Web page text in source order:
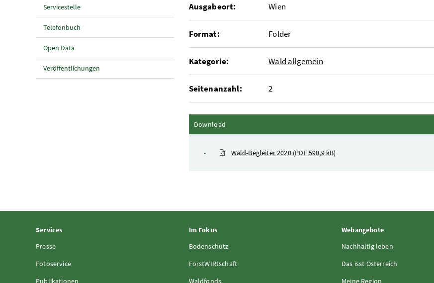
Servicestelle
Telefonbuch
Open Data
Veröffentlichungen
Ausgabeort: Wien
Format: Folder
Kategorie: Wald allgemein
Seitenanzahl: 2
Download
Wald-Begleiter 2020 (PDF 590,9 kB)
Services
Presse
Fotoservice
Publikationen
Im Fokus
Bodenschutz
ForstWIRtschaft
Waldfonds
Webangebote
Nachhaltig leben
Das isst Österreich
Meine Region